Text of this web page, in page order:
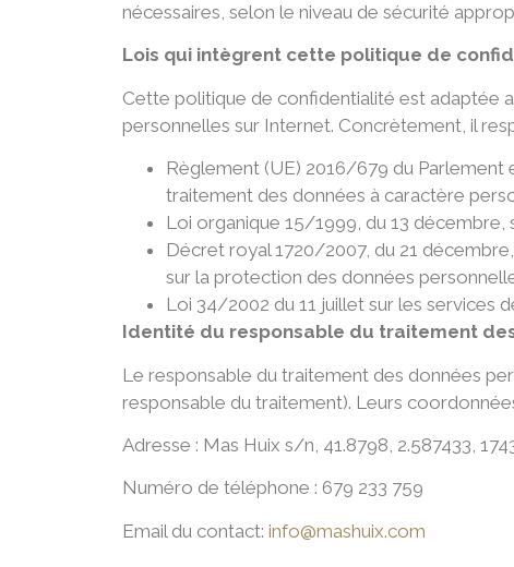
nécessaires, selon le niveau de sécurité
Lois qui intègrent cette politique de
Cette politique de confidentialité est adaptée
personnelles sur Internet. Concrètement, il
Règlement (UE) 2016/679 du Parlement
traitement des données à caractère
Loi organique 15/1999, du 13
Décret royal 1720/2007, du 21
sur la protection des données
Loi 34/2002 du 11 juillet sur les services
Identité du responsable du traitement
Le responsable du traitement des données
responsable du traitement). Leurs
Adresse : Mas Huix s/n, 41.8798, 2.587433,
Numéro de téléphone : 679 233 759
Email du contact: info@mashuix.com